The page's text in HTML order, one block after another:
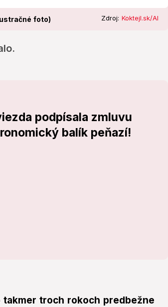
foto) Zdroj: Koktejl.sk/AI
podpísala zmluvu
balík peňazí!
troch rokoch predbežne